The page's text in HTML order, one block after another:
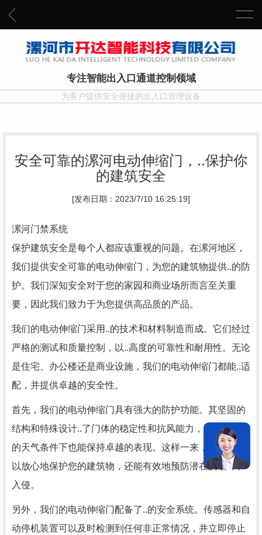
专注智能出入口通道控制领域
为客户提供安全便捷的出入口管理设备
安全可靠的漯河电动伸缩门，..保护你
的建筑安全
[发布日期：2023/7/10 16:25:19]
漯河门禁系统
保护建筑安全是每个人都应该重视的问题。在漯河地区，
我们提供安全可靠的电动伸缩门，为您的建筑物提供..的防
护。我们深知安全对于您的家园和商业场所而言至关重
要，因此我们致力于为您提供高品质的产品。
我们的电动伸缩门采用..的技术和材料制造而成。它们经过
严格的测试和质量控制，以..高度的可靠性和耐用性。无论
是住宅、办公楼还是商业设施，我们的电动伸缩门都能..适
配，并提供卓越的安全性。
首先，我们的电动伸缩门具有强大的防护功能。其坚固的
结构和特殊设计..了门体的稳定性和抗风能力，即使在恶劣
的天气条件下也能保持卓越的表现。这样一来，您不仅可
以放心地保护您的建筑物，还能有效地预防潜在的破坏和
入侵。
另外，我们的电动伸缩门配备了..的安全系统。传感器和自
动停机装置可以及时检测到任何非正常情况，并立即停止